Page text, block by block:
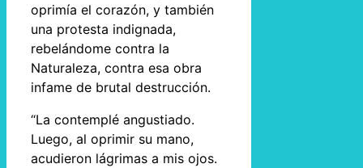
oprimía el corazón, y también
una protesta indignada,
rebelándome contra la
Naturaleza, contra esa obra
infame de brutal destrucción.
“La contemplé angustiado.
Luego, al oprimir su mano,
acudieron lágrimas a mis ojos.